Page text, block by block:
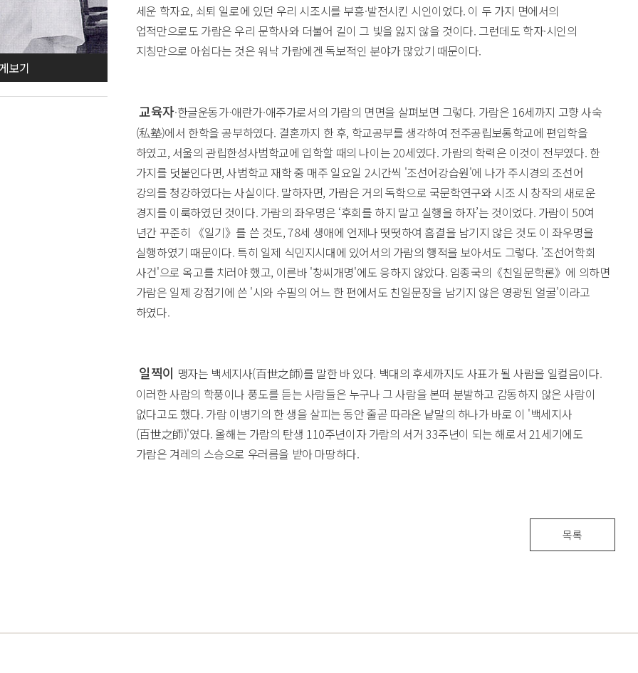
보기
세운 학자요, 쇠퇴 일로에 있던 우리 시조시를 부흥·발전시킨 시인이었다. 이 두 가지 면에서의
업적만으로도 가람은 우리 문학사와 더불어 길이 그 빛을 잃지 않을 것이다. 그런데도 학자·시인의
지칭만으로 아쉽다는 것은 워낙 가람에겐 독보적인 분야가 많았기 때문이다.
교육자·한글운동가·애란가·애주가로서의 가람의 면면을 살펴보면 그렇다. 가람은 16세까지 고향 사숙
(私塾)에서 한학을 공부하였다. 결혼까지 한 후, 학교공부를 생각하여 전주공립보통학교에 편입학을
하였고, 서울의 관립한성사범학교에 입학할 때의 나이는 20세였다. 가람의 학력은 이것이 전부였다. 한
가지를 덧붙인다면, 사범학교 재학 중 매주 일요일 2시간씩 '조선어강습원'에 나가 주시경의 조선어
강의를 청강하였다는 사실이다. 말하자면, 가람은 거의 독학으로 국문학연구와 시조 시 창작의 새로운
경지를 이룩하였던 것이다. 가람의 좌우명은 ‘후회를 하지 말고 실행을 하자’는 것이었다. 가람이 50여
년간 꾸준히 《일기》를 쓴 것도, 78세 생애에 언제나 떳떳하여 흠결을 남기지 않은 것도 이 좌우명을
실행하였기 때문이다. 특히 일제 식민지시대에 있어서의 가람의 행적을 보아서도 그렇다. '조선어학회
사건'으로 옥고를 치러야 했고, 이른바 '창씨개명'에도 응하지 않았다. 임종국의《친일문학론》에 의하면
가람은 일제 강점기에 쓴 '시와 수필의 어느 한 편에서도 친일문장을 남기지 않은 영광된 얼굴'이라고
하였다.
일찍이 맹자는 백세지사(百世之師)를 말한 바 있다. 백대의 후세까지도 사표가 될 사람을 일컬음이다.
이러한 사람의 학풍이나 풍도를 듣는 사람들은 누구나 그 사람을 본떠 분발하고 감동하지 않은 사람이
없다고도 했다. 가람 이병기의 한 생을 살피는 동안 줄곧 따라온 낱말의 하나가 바로 이 '백세지사
(百世之師)'였다. 올해는 가람의 탄생 110주년이자 가람의 서거 33주년이 되는 해로서 21세기에도
가람은 겨레의 스승으로 우러름을 받아 마땅하다.
목록